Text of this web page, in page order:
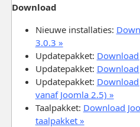
Download
Nieuwe installaties:
3.0.3 »
Updatepakket:
Updatepakket:
Updatepakket:
vanaf Joomla 2.5) »
Taalpakket: Download
taalpakket »